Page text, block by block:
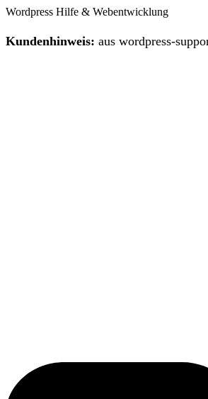
Wordpress Hilfe & Webentwicklung
Kundenhinweis: aus wordpress-